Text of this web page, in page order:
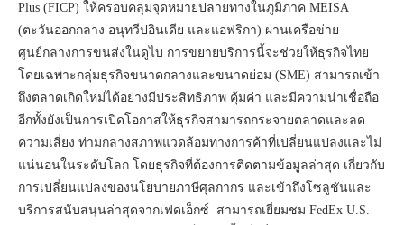
Plus (FICP) ให้ครอบคลุมจุดหมายปลายทางในภูมิภาค MEISA
(ตะวันออกกลาง อนุทวีปอินเดีย และแอฟริกา) ผ่านเครือข่าย
ศูนย์กลางการขนส่งในดูไบ การขยายบริการนี้จะช่วยให้ธุรกิจไทย
โดยเฉพาะกลุ่มธุรกิจขนาดกลางและขนาดย่อม (SME) สามารถเข้า
ถึงตลาดเกิดใหม่ได้อย่างมีประสิทธิภาพ คุ้มค่า และมีความน่าเชื่อถือ
อีกทั้งยังเป็นการเปิดโอกาสให้ธุรกิจสามารถกระจายตลาดและลด
ความเสี่ยง ท่ามกลางสภาพแวดล้อมทางการค้าที่เปลี่ยนแปลงและไม่
แน่นอนในระดับโลก โดยธุรกิจที่ต้องการติดตามข้อมูลล่าสุด เกี่ยวกับ
การเปลี่ยนแปลงของนโยบายภาษีศุลกากร และเข้าถึงโซลูชันและ
บริการสนับสนุนล่าสุดจากเฟดเอ็กซ์ สามารถเยี่ยมชม FedEx U.S.